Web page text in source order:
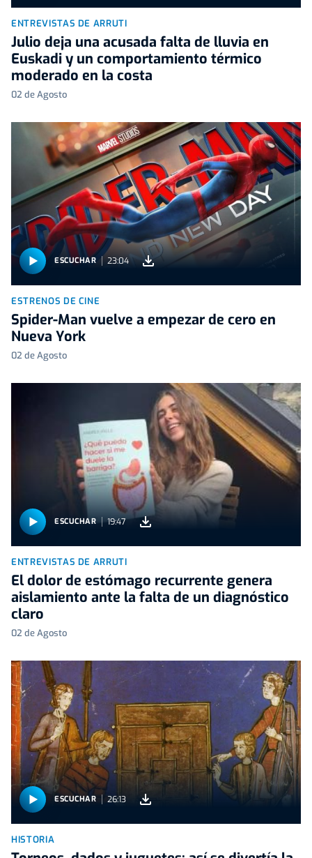
ENTREVISTAS DE ARRUTI
Julio deja una acusada falta de lluvia en
Euskadi y un comportamiento térmico
moderado en la costa
02 de Agosto
ESCUCHAR 23:04
ESTRENOS DE CINE
Spider-Man vuelve a empezar de cero en
Nueva York
02 de Agosto
ESCUCHAR 19:47
ENTREVISTAS DE ARRUTI
El dolor de estómago recurrente genera
aislamiento ante la falta de un diagnóstico
claro
02 de Agosto
ESCUCHAR 26:13
HISTORIA